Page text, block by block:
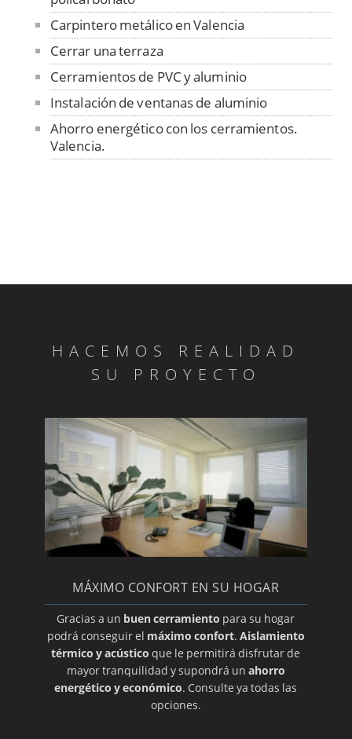
Carpintero metálico en Valencia
Cerrar una terraza
Cerramientos de PVC y aluminio
Instalación de ventanas de aluminio
Ahorro energético con los cerramientos.
Valencia.
HACEMOS REALIDAD
SU PROYECTO
MÁXIMO CONFORT EN SU HOGAR
Gracias a un buen cerramiento para su hogar
podrá conseguir el máximo confort. Aislamiento
térmico y acústico que le permitirá disfrutar de
mayor tranquilidad y supondrá un ahorro
energético y económico. Consulte ya todas las
opciones.